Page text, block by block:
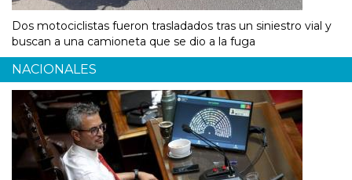
Dos motociclistas fueron trasladados tras un siniestro vial y
buscan a una camioneta que se dio a la fuga
NACIONALES